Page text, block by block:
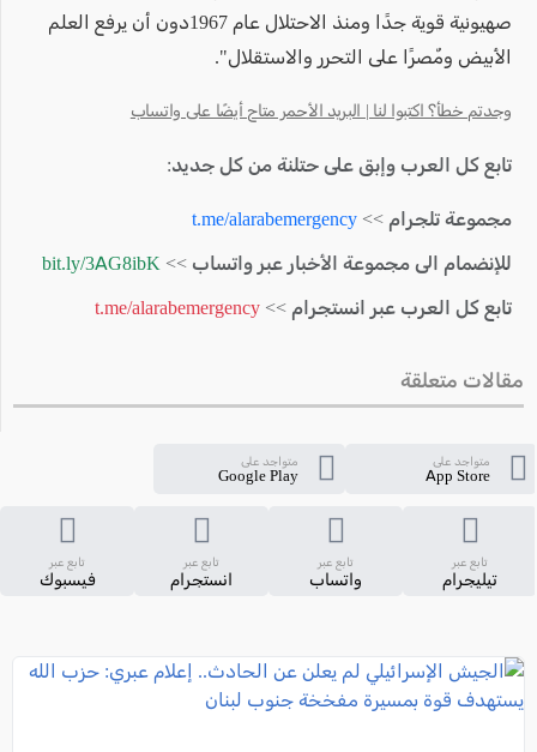
صهيونية قوية جدًا ومنذ الاحتلال عام 1967دون أن يرفع العلم
الأبيض ومٌصرًا على التحرر والاستقلال".
وجدتم خطأ؟ اكتبوا لنا | البريد الأحمر متاح أيضًا على واتساب
تابع كل العرب وإبق على حتلنة من كل جديد:
مجموعة تلجرام >> t.me/alarabemergency
للإنضمام الى مجموعة الأخبار عبر واتساب >> bit.ly/3AG8ibK
تابع كل العرب عبر انستجرام >> t.me/alarabemergency
مقالات متعلقة
متواجد على
App Store
متواجد على
Google Play
تابع عبر
تيليجرام
تابع عبر
واتساب
تابع عبر
انستجرام
تابع عبر
فيسبوك